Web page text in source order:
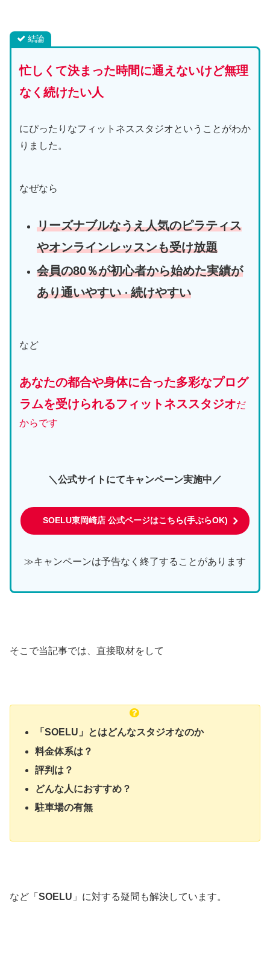
結論
忙しくて決まった時間に通えないけど無理
なく続けたい人
にぴったりなフィットネススタジオということがわか
りました。
なぜなら
リーズナブルなうえ人気のピラティス
やオンラインレッスンも受け放題
会員の80％が初心者から始めた実績が
あり通いやすい・続けやすい
など
あなたの都合や身体に合った多彩なプログ
ラムを受けられるフィットネススタジオだ
からです
＼公式サイトにてキャンペーン実施中／
SOELU東岡崎店 公式ページはこちら(手ぶらOK)
≫キャンペーンは予告なく終了することがあります
そこで当記事では、直接取材をして
「SOELU」とはどんなスタジオなのか
料金体系は？
評判は？
どんな人におすすめ？
駐車場の有無
など「 SOELU 」に対する疑問も解決しています。